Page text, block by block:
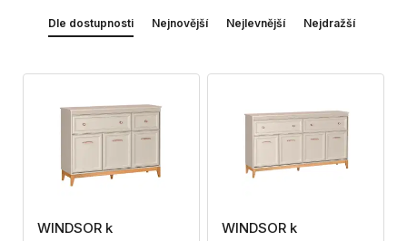
Dle dostupnosti Nejnovější Nejlevnější Nejdražší
WINDSOR k WINDSOR k